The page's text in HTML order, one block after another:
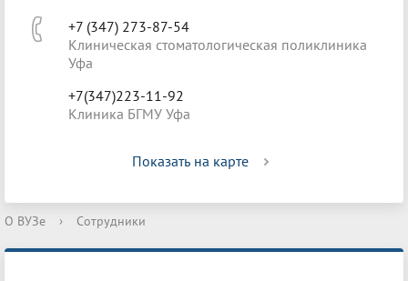
+7 (347) 273-87-54
Клиническая стоматологическая поликлиника
Уфа
+7(347)223-11-92
Клиника БГМУ Уфа
Показать на карте
О ВУЗе › Сотрудники